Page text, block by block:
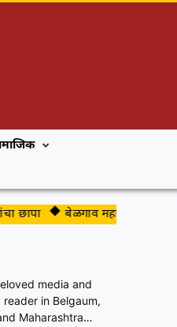
बेळगाव महापालिकेच्या भाजप
media and
in Belgaum,
Maharashtra…